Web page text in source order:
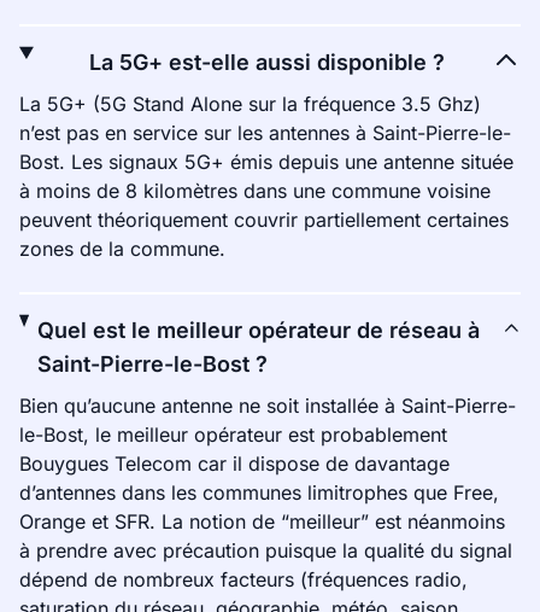
La 5G+ est-elle aussi disponible ?
La 5G+ (5G Stand Alone sur la fréquence 3.5 Ghz)
n’est pas en service sur les antennes à Saint-Pierre-le-
Bost. Les signaux 5G+ émis depuis une antenne située
à moins de 8 kilomètres dans une commune voisine
peuvent théoriquement couvrir partiellement certaines
zones de la commune.
Quel est le meilleur opérateur de réseau à
Saint-Pierre-le-Bost ?
Bien qu’aucune antenne ne soit installée à Saint-Pierre-
le-Bost, le meilleur opérateur est probablement
Bouygues Telecom car il dispose de davantage
d’antennes dans les communes limitrophes que Free,
Orange et SFR. La notion de “meilleur” est néanmoins
à prendre avec précaution puisque la qualité du signal
dépend de nombreux facteurs (fréquences radio,